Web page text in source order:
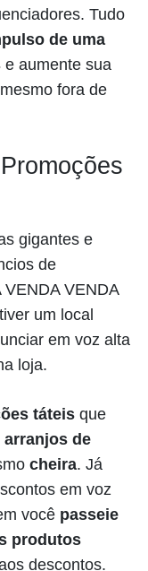
Tudo
de uma
e aumente sua
fora de
gigantes e
de
VENDA VENDA
um local
em voz alta
loja.
táteis que
arranjos de
cheira. Já
em voz
você passeie
produtos
descontos.